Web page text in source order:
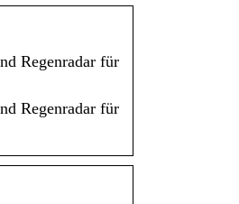
Regenradar für
Regenradar für